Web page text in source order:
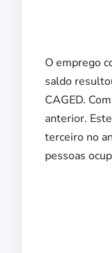
O emprego
saldo
CAGED.
anterior.
terceiro no
pessoas